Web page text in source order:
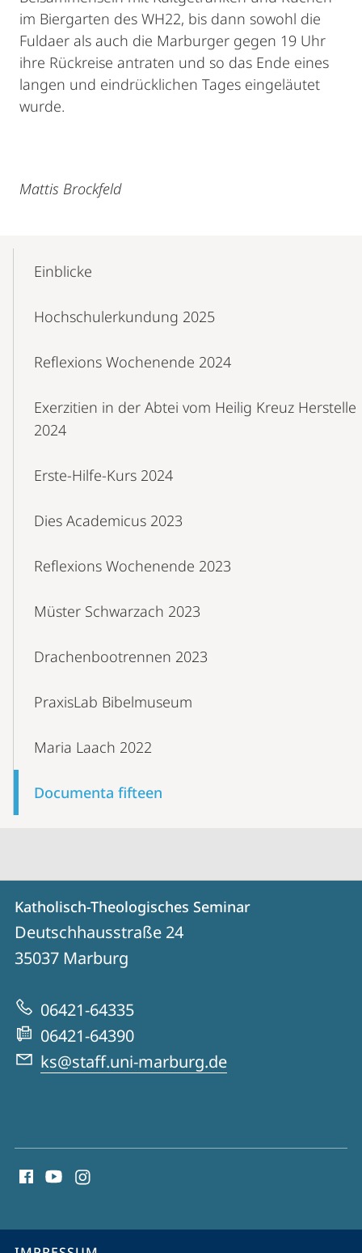
im Biergarten des WH22, bis dann sowohl die
Fuldaer als auch die Marburger gegen 19 Uhr
ihre Rückreise antraten und so das Ende eines
langen und eindrücklichen Tages eingeläutet
wurde.
Mattis Brockfeld
NavigationEinblicke
Hochschulerkundung 2025
Reflexions Wochenende 2024
Exerzitien in der Abtei vom Heilig Kreuz Herstelle
2024
Erste-Hilfe-Kurs 2024
Dies Academicus 2023
Reflexions Wochenende 2023
Müster Schwarzach 2023
Drachenbootrennen 2023
PraxisLab Bibelmuseum
Maria Laach 2022
Documenta fifteen
Kontakt
und
Informationen
zur
Website
Kontaktinformationen
Katholisch-
Theologisches
Seminar
Katholisch-Theologisches Seminar
Deutschhausstraße 24
35037 Marburg
06421-64335
06421-64390
ks@staff.uni-marburg.de
Media
Service-